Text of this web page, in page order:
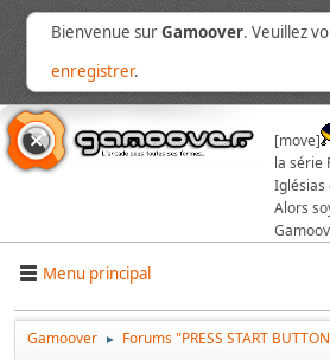
Bienvenue surGamoover. Veuillez
enregistrer.
[move]
la série
Iglésias
Alors
Menu principal
Gamoover ► Forums "PRESS START